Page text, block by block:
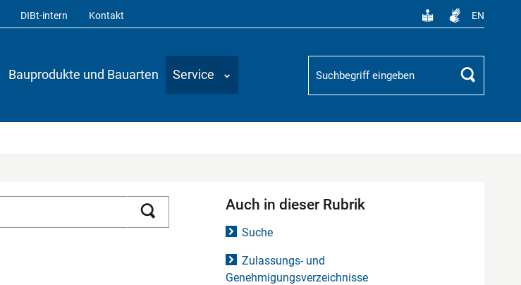
DIBt-intern Kontakt EN
Bauprodukte und Bauarten Service
Suchbegriff
Suchen
Auch in dieser Rubrik
Suche
Zulassungs- und
Genehmigungsverzeichnisse